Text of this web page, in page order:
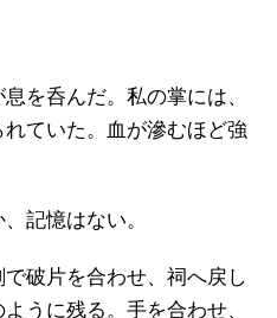
を呑んだ。私の掌には、
ていた。血が滲むほど強
記憶はない。
破片を合わせ、祠へ戻し
うに残る。手を合わせ、